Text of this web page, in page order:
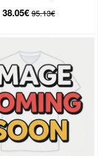
38.05€ 95.13€